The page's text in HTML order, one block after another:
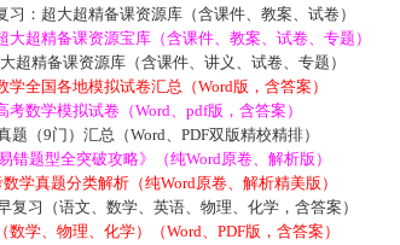
习：超大超精备课资源库（含课件、教案、试卷）
大超精备课资源宝库（含课件、教案、试卷、专题）
超精备课资源库（含课件、讲义、试卷、专题）
学全国各地模拟试卷汇总（Word版，含答案）
考数学模拟试卷（Word、pdf版，含答案）
题（9门）汇总（Word、PDF双版精校精排）
错题型全突破攻略》（纯Word原卷、解析版）
学真题分类解析（纯Word原卷、解析精美版）
复习（语文、数学、英语、物理、化学，含答案）
学、物理、化学）（Word、PDF版，含答案）